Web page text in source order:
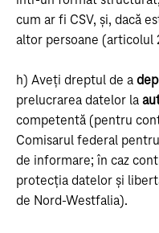
cum ar fi CSV, și, dacă
altor persoane (articolul
h) Aveți dreptul de a
prelucrarea datelor la
competentă (pentru
Comisarul federal
de informare; în caz
protecția datelor și
de Nord-Westfalia).